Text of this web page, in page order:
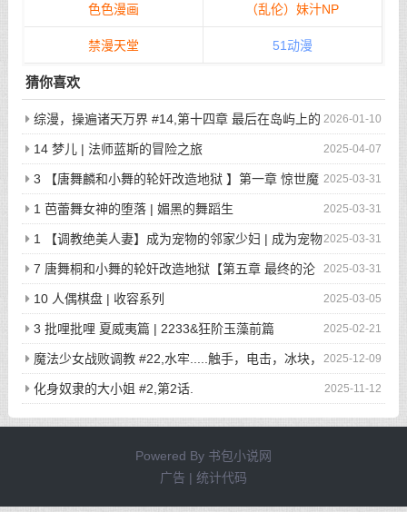
色色漫画 （乱伦）妹汁NP
禁漫天堂 51动漫
猜你喜欢
2026-01-10
综漫，操遍诸天万界 #14,第十四章 最后在岛屿上的
狂欢派对
2025-04-07
14 梦儿 | 法师蓝斯的冒险之旅
2025-03-31
3 【唐舞麟和小舞的轮奸改造地狱 】第一章 惊世魔
王现身 | 斗罗大陆同人
2025-03-31
1 芭蕾舞女神的堕落 | 媚黑的舞蹈生
2025-03-31
1 【调教绝美人妻】成为宠物的邻家少妇 | 成为宠物
的邻家少妇
2025-03-31
7 唐舞桐和小舞的轮奸改造地狱【第五章 最终的沦
陷】 | 斗罗大陆同人
2025-03-05
10 人偶棋盘 | 收容系列
2025-02-21
3 批哩批哩 夏威夷篇 | 2233&狂阶玉藻前篇
2025-12-09
魔法少女战败调教 #22,水牢.....触手，电击，冰块，
高潮寸止.....我在干什么啊我
2025-11-12
化身奴隶的大小姐 #2,第2话.
Powered By 书包小说网
广告 | 统计代码